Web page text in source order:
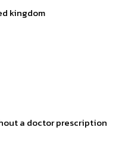
kingdom
a doctor prescription